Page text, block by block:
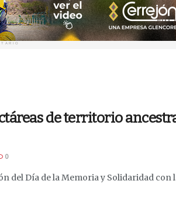
de territorio
0
del Día de la Memoria y Solidaridad con